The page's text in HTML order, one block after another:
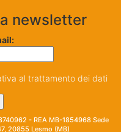
newsletter
al trattamento dei dati
- REA MB-1854968 Sede
20855 Lesmo (MB)